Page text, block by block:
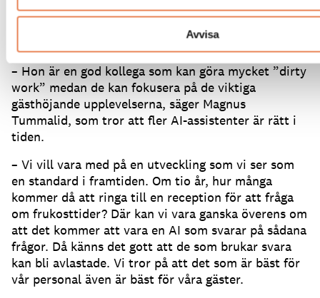
Avvisa
Det glädjande är att hela gänget som jobbar med
jourärenden nu ser Katja som en riktig kollega och
kommer med förslag på saker hon kan tränas på.
– Hon är en god kollega som kan göra mycket ”dirty
work” medan de kan fokusera på de viktiga
gästhöjande upplevelserna, säger Magnus
Tummalid, som tror att fler AI-assistenter är rätt i
tiden.
– Vi vill vara med på en utveckling som vi ser som
en standard i framtiden. Om tio år, hur många
kommer då att ringa till en reception för att fråga
om frukosttider? Där kan vi vara ganska överens om
att det kommer att vara en AI som svarar på sådana
frågor. Då känns det gott att de som brukar svara
kan bli avlastade. Vi tror på att det som är bäst för
vår personal även är bäst för våra gäster.